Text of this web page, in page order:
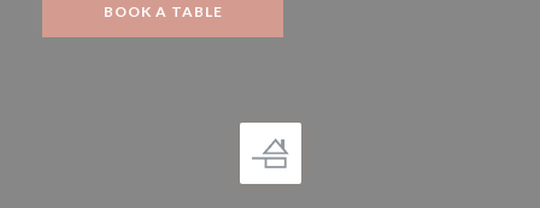
BOOK A TABLE